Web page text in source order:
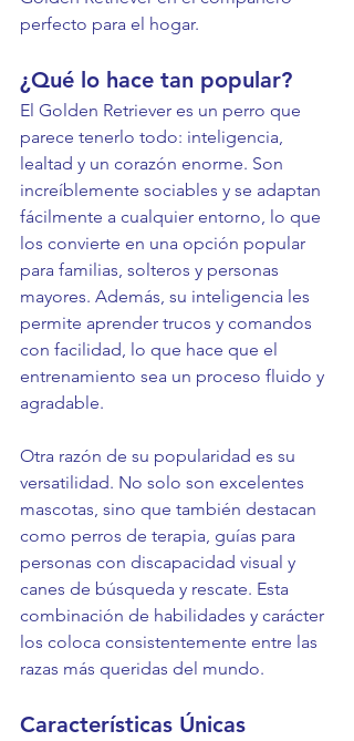
perfecto para el hogar.
¿Qué lo hace tan popular?
El Golden Retriever es un perro que
parece tenerlo todo: inteligencia,
lealtad y un corazón enorme. Son
increíblemente sociables y se adaptan
fácilmente a cualquier entorno, lo que
los convierte en una opción popular
para familias, solteros y personas
mayores. Además, su inteligencia les
permite aprender trucos y comandos
con facilidad, lo que hace que el
entrenamiento sea un proceso fluido y
agradable.
Otra razón de su popularidad es su
versatilidad. No solo son excelentes
mascotas, sino que también destacan
como perros de terapia, guías para
personas con discapacidad visual y
canes de búsqueda y rescate. Esta
combinación de habilidades y carácter
los coloca consistentemente entre las
razas más queridas del mundo.
Características Únicas